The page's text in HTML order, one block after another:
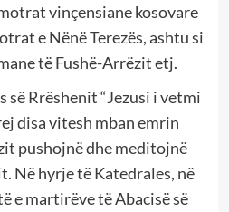
vinçensiane kosovare
e Nënë Terezës, ashtu si
të Fushë-Arrëzit etj.
së Rrëshenit “Jezusi i vetmi
disa vitesh mban emrin
pushojnë dhe meditojnë
Në hyrje të Katedrales, në
e martirëve të Abacisë së